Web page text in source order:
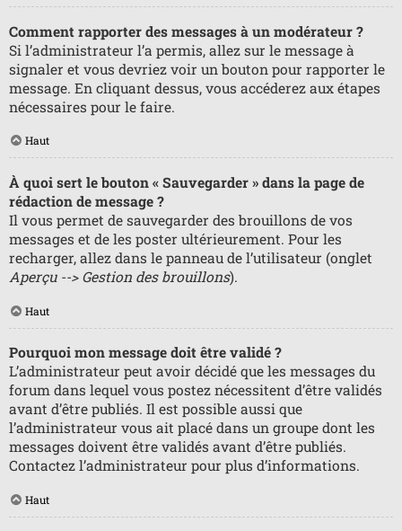
Comment rapporter des messages à un modérateur ?
Si l’administrateur l’a permis, allez sur le message à
signaler et vous devriez voir un bouton pour rapporter le
message. En cliquant dessus, vous accéderez aux étapes
nécessaires pour le faire.
Haut
À quoi sert le bouton « Sauvegarder » dans la page de
rédaction de message ?
Il vous permet de sauvegarder des brouillons de vos
messages et de les poster ultérieurement. Pour les
recharger, allez dans le panneau de l’utilisateur (onglet
Aperçu --> Gestion des brouillons).
Haut
Pourquoi mon message doit être validé ?
L’administrateur peut avoir décidé que les messages du
forum dans lequel vous postez nécessitent d’être validés
avant d’être publiés. Il est possible aussi que
l’administrateur vous ait placé dans un groupe dont les
messages doivent être validés avant d’être publiés.
Contactez l’administrateur pour plus d’informations.
Haut